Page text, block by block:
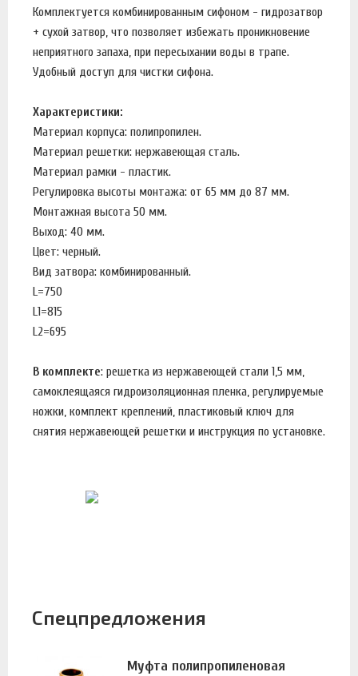
Комплектуется комбинированным сифоном - гидрозатвор
+ сухой затвор, что позволяет избежать проникновение
неприятного запаха, при пересыхании воды в трапе.
Удобный доступ для чистки сифона.
Характеристики:
Материал корпуса: полипропилен.
Материал решетки: нержавеющая сталь.
Материал рамки - пластик.
Регулировка высоты монтажа: от 65 мм до 87 мм.
Монтажная высота 50 мм.
Выход: 40 мм.
Цвет: черный.
Вид затвора: комбинированный.
L=750
L1=815
L2=695
В комплекте: решетка из нержавеющей стали 1,5 мм,
самоклеящаяся гидроизоляционная пленка, регулируемые
ножки, комплект креплений, пластиковый ключ для
снятия нержавеющей решетки и инструкция по установке.
Спецпредложения
Муфта полипропиленовая